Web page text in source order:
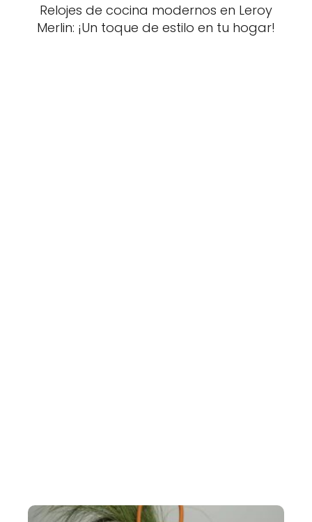
Relojes de cocina modernos en Leroy
Merlin: ¡Un toque de estilo en tu hogar!